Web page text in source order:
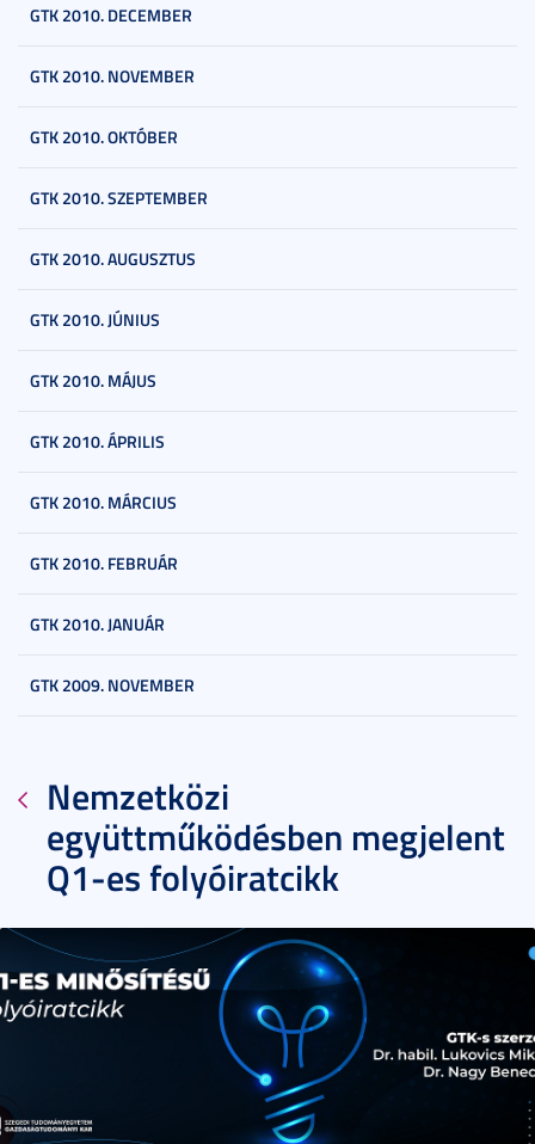
GTK 2010. DECEMBER
GTK 2010. NOVEMBER
GTK 2010. OKTÓBER
GTK 2010. SZEPTEMBER
GTK 2010. AUGUSZTUS
GTK 2010. JÚNIUS
GTK 2010. MÁJUS
GTK 2010. ÁPRILIS
GTK 2010. MÁRCIUS
GTK 2010. FEBRUÁR
GTK 2010. JANUÁR
GTK 2009. NOVEMBER
Nemzetközi
együttműködésben megjelent
Q1-es folyóiratcikk